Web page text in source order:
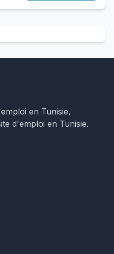
en Tunisie,
d'emploi en Tunisie.